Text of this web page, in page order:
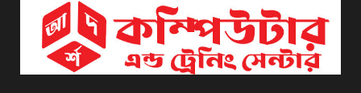
বিজ্ঞপ্তি ২০২৬ | Taxes Zone
Dinajpur Job Circular 2026
বেসরকারি সংস্থা সেতু (SETU)